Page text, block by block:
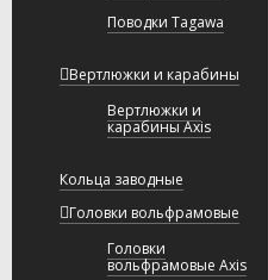
Поводки Tagawa
Вертлюжки и карабины
Вертлюжки и
карабины Axis
Кольца заводные
Головки вольфрамовые
Головки
вольфрамовые Axis